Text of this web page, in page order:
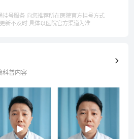
挂号服务 向您推荐所在医院官方挂号方式
新不及时 具体以医院官方渠道为准
科普内容